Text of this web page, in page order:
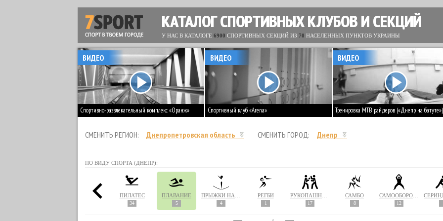
КАТАЛОГ СПОРТИВНЫХ КЛУБОВ И СЕКЦИЙ
У НАС В КАТАЛОГЕ 6900 СПОРТИВНЫХ СЕКЦИЙ ИЗ 70 НАСЕЛЕННЫХ ПУНКТОВ УКРАИНЫ
Спортивно-развлекательный комплекс «Оранж»
ВИДЕО
Спортивный клуб «Arena»
ВИДЕО
Тренировка MTB райдеров («Днепр на батуте»)
ВИДЕО
СМЕНИТЬ РЕГИОН: Днепропетровская область СМЕНИТЬ ГОРОД: Днепр
ПО ВИДУ СПОРТА (ДНЕПР):
ПЕЙНТБОЛ ПИЛАТЕС
34
ПЛАВАНИЕ
5 4
РЕГБИ
1 17
САМБО
8 12